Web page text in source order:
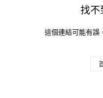
找不
這個連結可能有誤